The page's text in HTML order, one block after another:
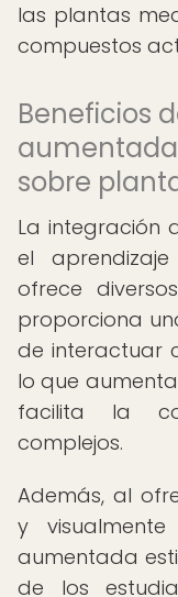
las plantas
compuestos
Beneficios
sobre
La integración
el
ofrece
proporciona
de interactuar
lo que
facilita la
complejos.
Además, al
y
aumentada
de los